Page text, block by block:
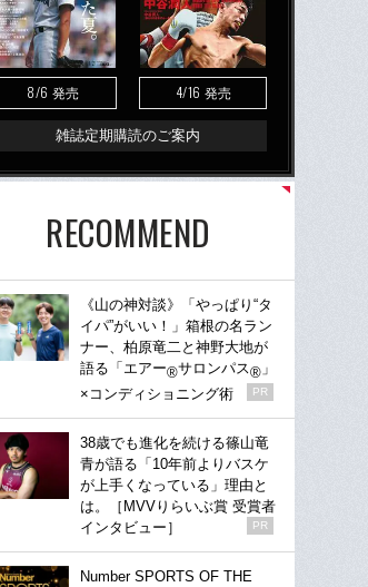
8/6 発売 4/16 発売
雑誌定期購読のご案内
RECOMMEND
《山の神対談》「やっぱり“タ
イパ”がいい！」箱根の名ラン
ナー、柏原竜二と神野大地が
語る「エアー®サロンパス® 」
×コンディショニング術
PR
38歳でも進化を続ける篠山竜
青が語る「10年前よりバスケ
が上手くなっている」理由と
は。［MVVりらいぶ賞 受賞者
インタビュー］
PR
Number SPORTS OF THE